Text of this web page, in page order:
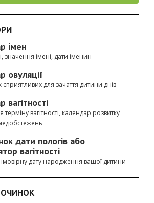
імен
значення імені, дати іменин
овуляції
сприятливих для зачаття дитини днів
вагітності
вагітності, календар розвитку
дати пологів або
вагітності
імовірну дату народження вашої дитини